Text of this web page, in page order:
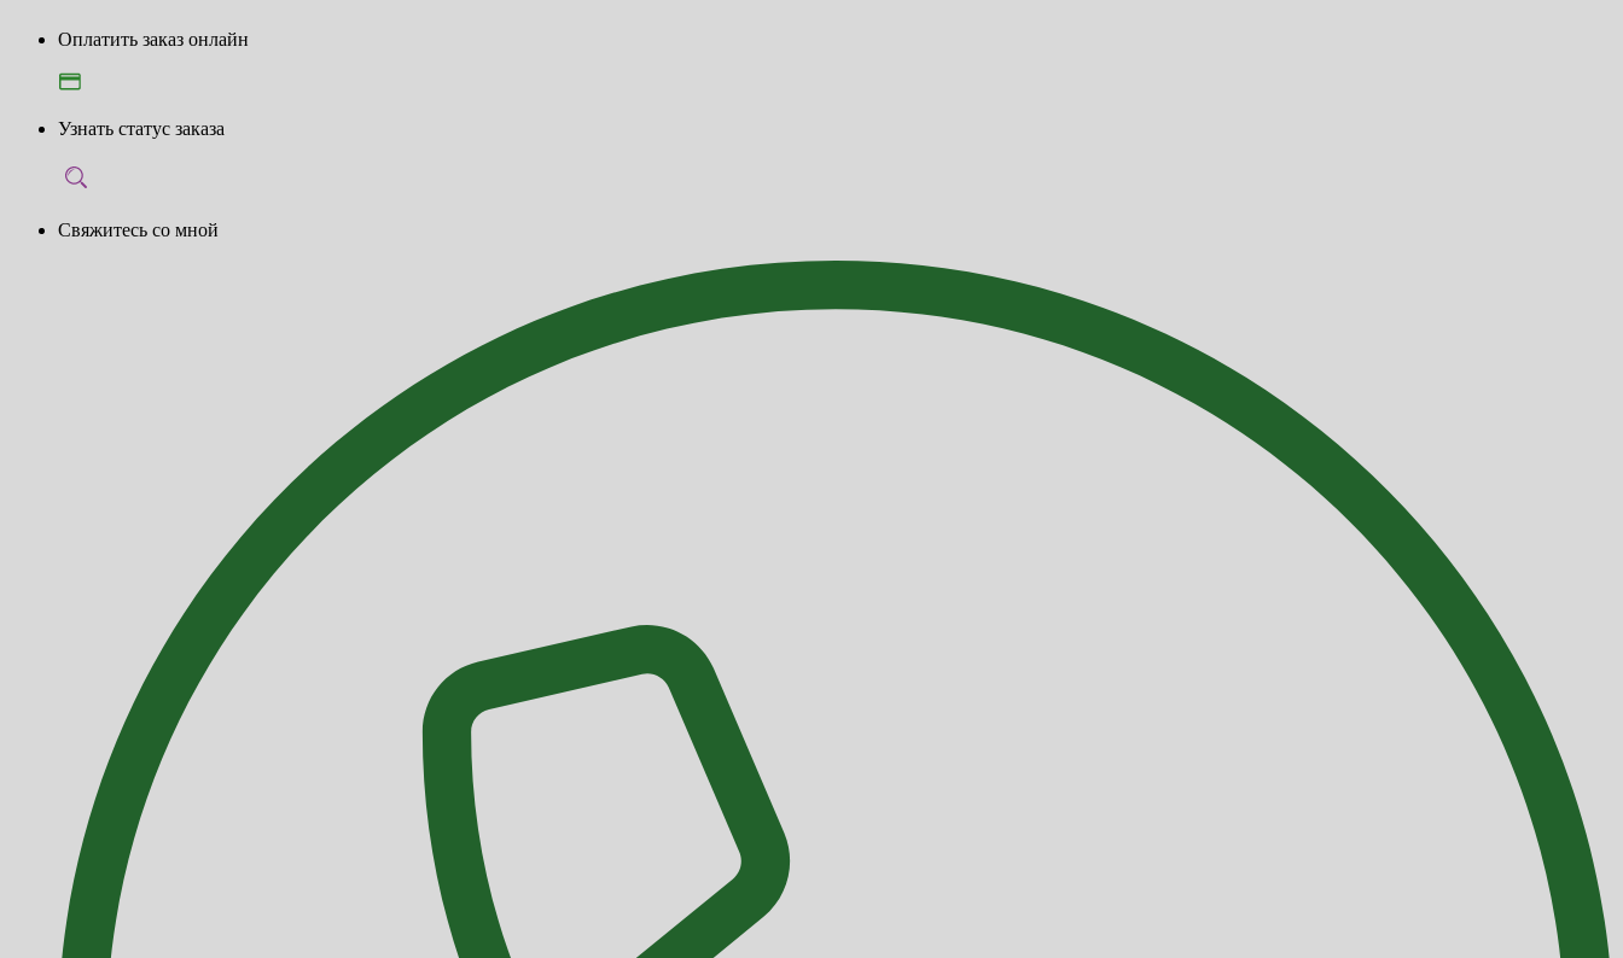
Оплатить заказ онлайн
Узнать статус заказа
Свяжитесь со мной